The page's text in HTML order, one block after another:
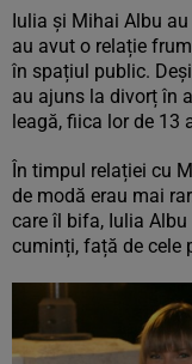
Iulia și Mihai Albu
au avut o relație
în spațiul public.
au ajuns la divorț în
leagă, fiica lor de 13
În timpul relației cu
de modă erau mai
care îl bifa, Iulia
cuminți, față de cele